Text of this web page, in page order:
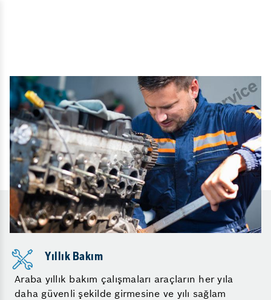
Yıllık Bakım
Araba yıllık bakım çalışmaları araçların her yıla
daha güvenli şekilde girmesine ve yılı sağlam